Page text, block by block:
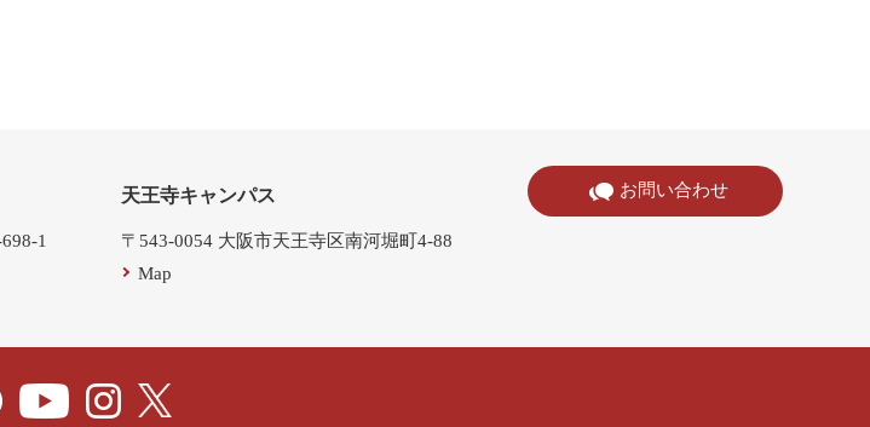
1
天王寺キャンパス
〒543-0054 大阪市天王寺区南河堀町4-88
Map
お問い合わせ